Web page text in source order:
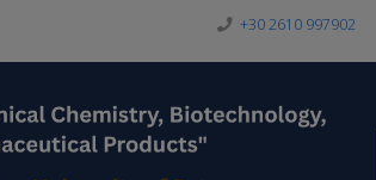
+30 2610 997902